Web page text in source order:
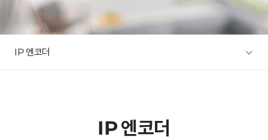
IP 엔코더
IP 엔코더